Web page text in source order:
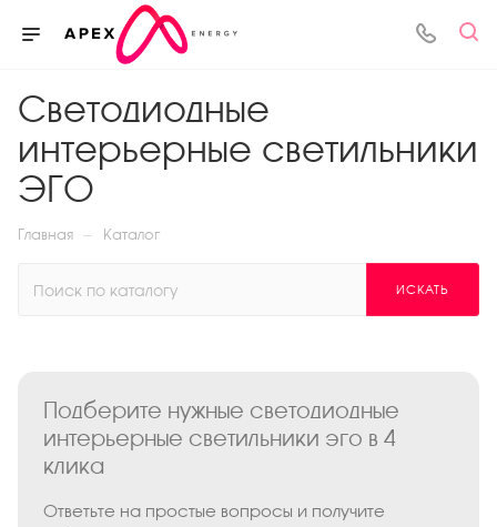
Светодиодные
интерьерные светильники
ЭГО
Главная — Каталог
ИСКАТЬ
Подберите нужные светодиодные
интерьерные светильники эго в 4
клика
Ответьте на простые вопросы и получите